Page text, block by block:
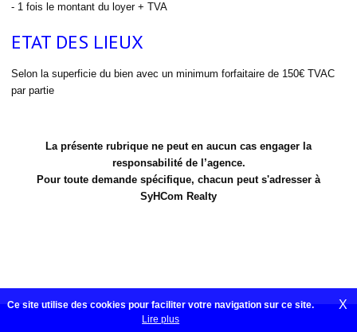
Ce site utilise des cookies pour faciliter votre navigation sur ce site.
Lire plus
X
- 1 fois le montant du loyer + TVA
ETAT DES LIEUX
Selon la superficie du bien avec un minimum forfaitaire de 150€ TVAC
par partie
La présente rubrique ne peut en aucun cas engager la
responsabilité de l’agence.
Pour toute demande spécifique, chacun peut s'adresser à
SyHCom Realty